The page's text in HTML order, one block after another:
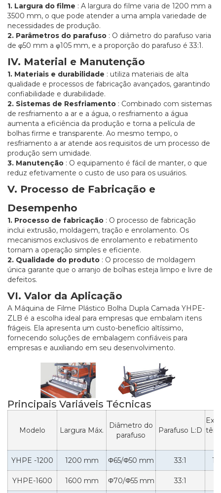
1. Largura do filme : A largura do filme varia de 1200 mm a
3500 mm, o que pode atender a uma ampla variedade de
necessidades de produção.
2. Parâmetros do parafuso : O diâmetro do parafuso varia
de φ50 mm a φ105 mm, e a proporção do parafuso é 33:1.
IV. Material e Manutenção
1. Materiais e durabilidade : utiliza materiais de alta
qualidade e processos de fabricação avançados, garantindo
confiabilidade e durabilidade.
2. Sistemas de Resfriamento : Combinado com sistemas
de resfriamento a ar e a água, o resfriamento a água
aumenta a eficiência da produção e torna a película de
bolhas firme e transparente. Ao mesmo tempo, o
resfriamento a ar atende aos requisitos de um processo de
produção sem umidade.
3. Manutenção : O equipamento é fácil de manter, o que
reduz efetivamente o custo de uso para os usuários.
V. Processo de Fabricação e
Desempenho
1. Processo de fabricação : O processo de fabricação
inclui extrusão, moldagem, tração e enrolamento. Os
mecanismos exclusivos de enrolamento e rebatimento
tornam a operação simples e eficiente.
2. Qualidade do produto : O processo de moldagem
única garante que o arranjo de bolhas esteja limpo e livre de
defeitos.
VI. Valor da Aplicação
A Máquina de Filme Plástico Bolha Dupla Camada YHPE-
ZLB é a escolha ideal para empresas que embalam itens
frágeis. Ela apresenta um custo-benefício altíssimo,
fornecendo soluções de embalagem confiáveis para
empresas e auxiliando em seu desenvolvimento.
Principais Variáveis Técnicas
Modelo Largura Máx.
Diâmetro do
parafuso
Parafuso L:D
YHPE -1200 1200 mm Φ65/Φ50 mm 33:1
YHPE-1600 1600 mm Φ70/Φ55 mm 33:1